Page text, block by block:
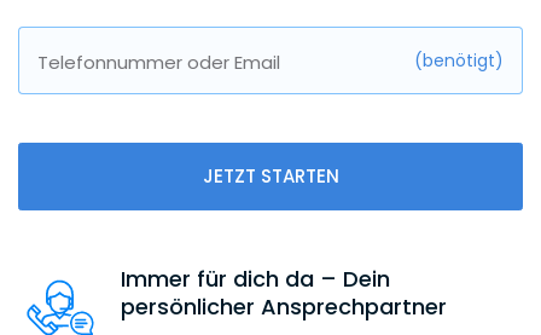
Telefonnummer oder Email (benötigt)
JETZT STARTEN
Immer für dich da – Dein
persönlicher Ansprechpartner